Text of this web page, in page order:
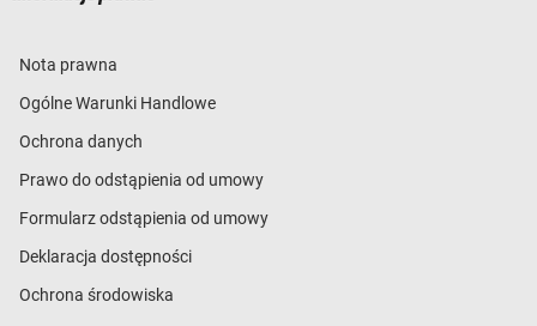
Nota prawna
Ogólne Warunki Handlowe
Ochrona danych
Prawo do odstąpienia od umowy
Formularz odstąpienia od umowy
Deklaracja dostępności
Ochrona środowiska